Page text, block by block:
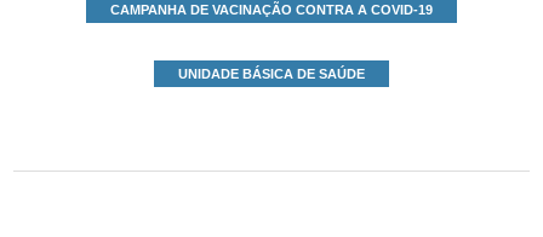
CAMPANHA DE VACINAÇÃO CONTRA A COVID-19
UNIDADE BÁSICA DE SAÚDE